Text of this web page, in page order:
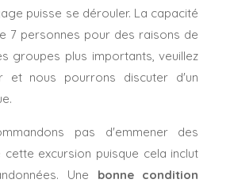
puisse se dérouler. La capacité
7 personnes pour des raisons de
groupes plus importants, veuillez
et nous pourrons discuter d'un
pas d'emmener des
excursion puisque cela inclut
Une bonne condition